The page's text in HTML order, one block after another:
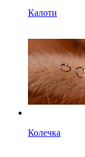
Калоти
Колечка